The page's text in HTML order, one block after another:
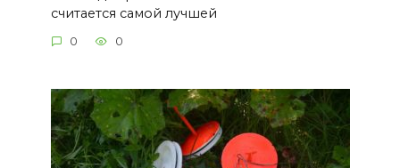
считается самой лучшей
0 0